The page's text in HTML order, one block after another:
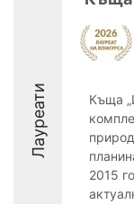
Лауреати
Къща
2015